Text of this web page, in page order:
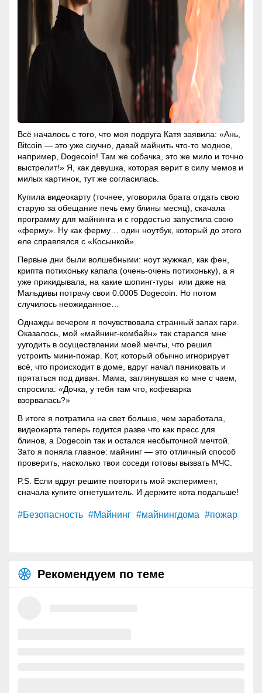
Всё началось с того, что моя подруга Катя заявила: «Ань,
Bitcoin — это уже скучно, давай майнить что-то модное,
например, Dogecoin! Там же собачка, это же мило и точно
выстрелит!» Я, как девушка, которая верит в силу мемов и
милых картинок, тут же согласилась.
Купила видеокарту (точнее, уговорила брата отдать свою
старую за обещание печь ему блины месяц), скачала
программу для майнинга и с гордостью запустила свою
«ферму». Ну как ферму… один ноутбук, который до этого
еле справлялся с «Косынкой».
Первые дни были волшебными: ноут жужжал, как фен,
крипта потихоньку капала (очень-очень потихоньку), а я
уже прикидывала, на какие шопинг-туры или даже на
Мальдивы потрачу свои 0.0005 Dogecoin. Но потом
случилось неожиданное…
Однажды вечером я почувствовала странный запах гари.
Оказалось, мой «майнинг-комбайн» так старался мне
уугодить в осуществлении моей мечты, что решил
устроить мини-пожар. Кот, который обычно игнорирует
всё, что происходит в доме, вдруг начал паниковать и
прятаться под диван. Мама, заглянувшая ко мне с чаем,
спросила: «Дочка, у тебя там что, кофеварка
взорвалась?»
В итоге я потратила на свет больше, чем заработала,
видеокарта теперь годится разве что как пресс для
блинов, а Dogecoin так и остался несбыточной мечтой.
Зато я поняла главное: майнинг — это отличный способ
проверить, насколько твои соседи готовы вызвать МЧС.
P.S. Если вдруг решите повторить мой эксперимент,
сначала купите огнетушитель. И держите кота подальше!
#Безопасность #Майнинг #майнингдома #пожар
Рекомендуем по теме